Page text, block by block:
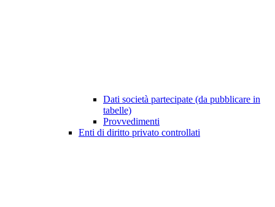
Dati società partecipate (da pubblicare in
tabelle)
Provvedimenti
Enti di diritto privato controllati